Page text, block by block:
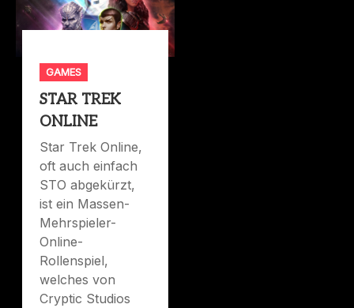
GAMES
STAR TREK
ONLINE
Star Trek Online,
oft auch einfach
STO abgekürzt,
ist ein Massen-
Mehrspieler-
Online-
Rollenspiel,
welches von
Cryptic Studios